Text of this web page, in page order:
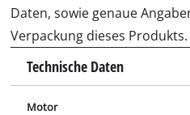
Daten, sowie genaue
Verpackung dieses Produkts.
Technische Daten
Motor